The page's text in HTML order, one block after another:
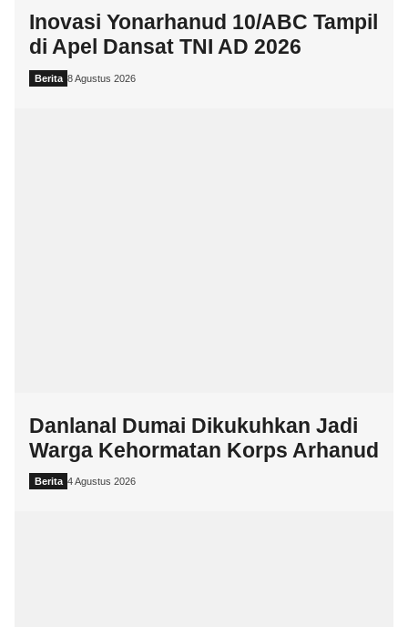
Inovasi Yonarhanud 10/ABC Tampil
di Apel Dansat TNI AD 2026
Berita 8 Agustus 2026
Danlanal Dumai Dikukuhkan Jadi
Warga Kehormatan Korps Arhanud
Berita 4 Agustus 2026